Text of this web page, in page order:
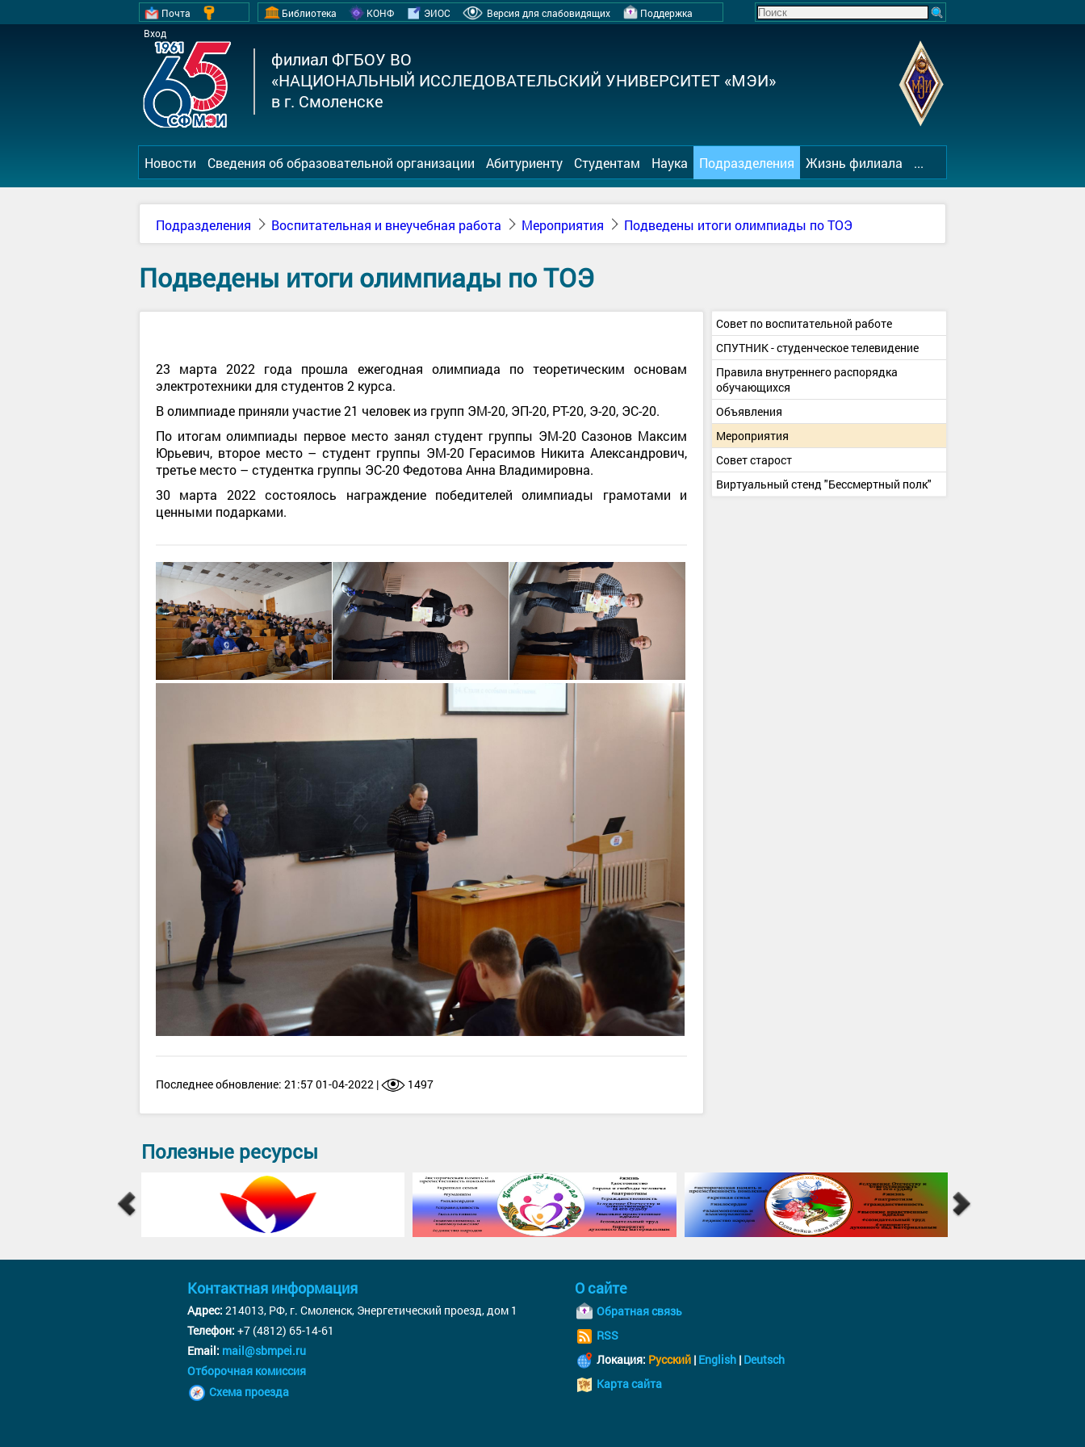
Почта
Вход
Библиотека КОНФ ЭИОС Версия для слабовидящих Поддержка
филиал ФГБОУ ВО
«НАЦИОНАЛЬНЫЙ ИССЛЕДОВАТЕЛЬСКИЙ УНИВЕРСИТЕТ «МЭИ»
в г. Смоленске
Новости Сведения об образовательной организации Абитуриенту Студентам Наука Подразделения Жизнь филиала ...
Подразделения Воспитательная и внеучебная работа Мероприятия Подведены итоги олимпиады по ТОЭ
Подведены итоги олимпиады по ТОЭ
Совет по воспитательной работе
СПУТНИК - студенческое телевидение
Правила внутреннего распорядка
обучающихся
Объявления
Мероприятия
Совет старост
Виртуальный стенд "Бессмертный полк"
23 марта 2022 года прошла ежегодная олимпиада по теоретическим основам
электротехники для студентов 2 курса.
В олимпиаде приняли участие 21 человек из групп ЭМ-20, ЭП-20, РТ-20, Э-20, ЭС-20.
По итогам олимпиады первое место занял студент группы ЭМ-20 Сазонов Максим
Юрьевич, второе место – студент группы ЭМ-20 Герасимов Никита Александрович,
третье место – студентка группы ЭС-20 Федотова Анна Владимировна.
30 марта 2022 состоялось награждение победителей олимпиады грамотами и
ценными подарками.
Последнее обновление: 21:57 01-04-2022 | 1497
Полезные ресурсы
Контактная информация
Адрес: 214013, РФ, г. Смоленск, Энергетический проезд, дом 1
Телефон: +7 (4812) 65-14-61
Email: mail@sbmpei.ru
Отборочная комиссия
Схема проезда
О сайте
Обратная связь
RSS
Локация: Русский | English | Deutsch
Карта сайта